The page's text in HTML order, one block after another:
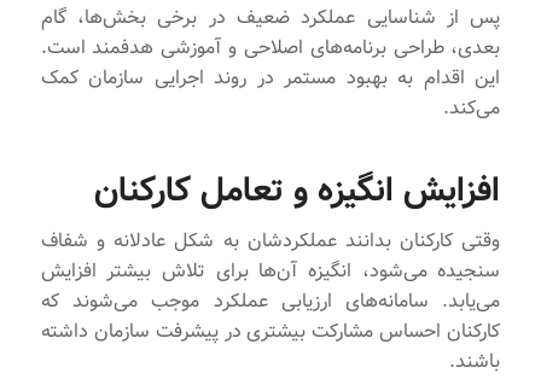
پس از شناسایی عملکرد ضعیف در برخی بخش‌ها، گام
بعدی، طراحی برنامه‌های اصلاحی و آموزشی هدفمند است.
این اقدام به بهبود مستمر در روند اجرایی سازمان کمک
می‌کند.
افزایش انگیزه و تعامل کارکنان
وقتی کارکنان بدانند عملکردشان به شکل عادلانه و شفاف
سنجیده می‌شود، انگیزه آن‌ها برای تلاش بیشتر افزایش
می‌یابد. سامانه‌های ارزیابی عملکرد موجب می‌شوند که
کارکنان احساس مشارکت بیشتری در پیشرفت سازمان داشته
باشند.